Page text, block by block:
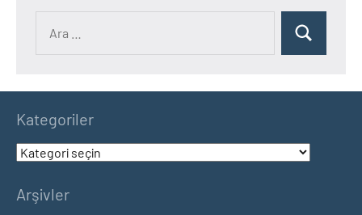
Ara
Kategoriler
Kategoriler
Arşivler